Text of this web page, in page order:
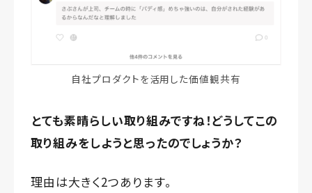
自社プロダクトを活用した価値観共有
とても素晴らしい取り組みですね！どうしてこの
取り組みをしようと思ったのでしょうか？
理由は大きく2つあります。